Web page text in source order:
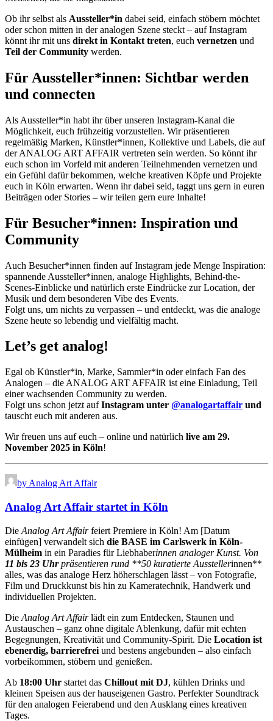
Ob ihr selbst als Aussteller*in dabei seid, einfach stöbern möchtet
oder schon mitten in der analogen Szene steckt – auf Instagram
könnt ihr mit uns direkt in Kontakt treten, euch vernetzen und
Teil der Community werden.
Für Aussteller*innen: Sichtbar werden
und connecten
Als Aussteller*in habt ihr über unseren Instagram-Kanal die
Möglichkeit, euch frühzeitig vorzustellen. Wir präsentieren
regelmäßig Marken, Künstler*innen, Kollektive und Labels, die auf
der ANALOG ART AFFAIR vertreten sein werden. So könnt ihr
euch schon im Vorfeld mit anderen Teilnehmenden vernetzen und
ein Gefühl dafür bekommen, welche kreativen Köpfe und Projekte
euch in Köln erwarten. Wenn ihr dabei seid, taggt uns gern in euren
Beiträgen oder Stories – wir teilen gern eure Inhalte!
Für Besucher*innen: Inspiration und
Community
Auch Besucher*innen finden auf Instagram jede Menge Inspiration:
spannende Aussteller*innen, analoge Highlights, Behind-the-
Scenes-Einblicke und natürlich erste Eindrücke zur Location, der
Musik und dem besonderen Vibe des Events.
Folgt uns, um nichts zu verpassen – und entdeckt, was die analoge
Szene heute so lebendig und vielfältig macht.
Let’s get analog!
Egal ob Künstler*in, Marke, Sammler*in oder einfach Fan des
Analogen – die ANALOG ART AFFAIR ist eine Einladung, Teil
einer wachsenden Community zu werden.
Folgt uns schon jetzt aufInstagram unter @analogartaffair und
tauscht euch mit anderen aus.
Wir freuen uns auf euch – online und natürlich live am 29.
November 2025 in Köln!
by Analog Art Affair
Analog Art Affair startet in Köln
Die Analog Art Affairfeiert Premiere in Köln! Am [Datum
einfügen] verwandelt sich die BASE im Carlswerk in Köln-
Mülheim in ein Paradies für Liebhaberinnen analoger Kunst. Von
11 bis 23 Uhrpräsentieren rund **50 kuratierte Ausstellerinnen**
alles, was das analoge Herz höherschlagen lässt – von Fotografie,
Film und Druckkunst bis hin zu Kameratechnik, Handwerk und
individuellen Projekten.
Die Analog Art Affairlädt ein zum Entdecken, Staunen und
Austauschen – ganz ohne digitale Ablenkung, dafür mit echten
Begegnungen, Kreativität und Community-Spirit. Die Location ist
ebenerdig, barrierefrei und bestens angebunden – also einfach
vorbeikommen, stöbern und genießen.
Ab 18:00 Uhr startet das Chillout mit DJ, kühlen Drinks und
kleinen Speisen aus der hauseigenen Gastro. Perfekter Soundtrack
für den analogen Feierabend und den Ausklang eines kreativen
Tages.